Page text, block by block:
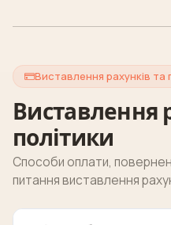
Виставлення рахунків та
Виставлення
політики
Способи оплати,
питання виставлення